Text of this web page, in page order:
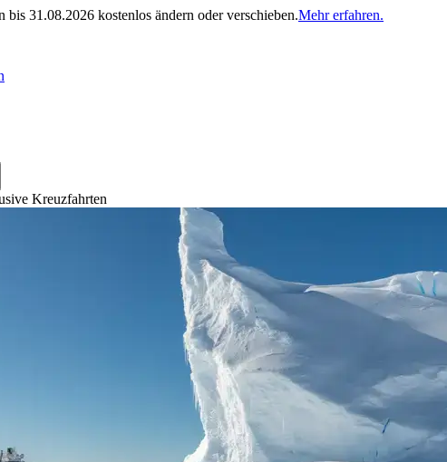
bis 31.08.2026 kostenlos ändern oder verschieben.Mehr erfahren.
Kreuzfahrten